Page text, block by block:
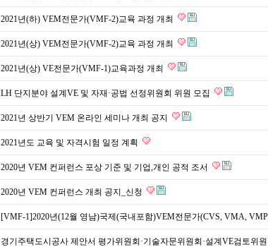
2021년(하) VEM전문가(VMF-2)교육 과정 개최
2021년(상) VEM전문가(VMF-2)교육 과정 개최
2021년(상) VE전문가(VMF-1)교육과정 개최
LH 단지분야 설계VE 및 자재·공법 선정위원회 위원 모집
2021년 상반기 VEM 온라인 세미나 개최 공지
2021년도 교육 및 자격시험 일정 계획
2020년 VEM 컨퍼런스 포상 기준 및 기업,개인 공적 조서
2020년 VEM 컨퍼런스 개최 공지_신청
[VMF-1]2020년(12월 영남)국제(국내포함)VEM전문가(CVS, VMA,
경기주택도시공사 제안서 평가위원회·기술자문위원회·설계VE검토위